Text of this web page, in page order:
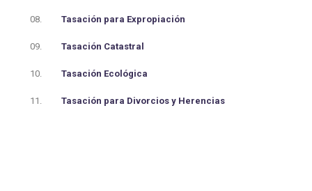
08. Tasación para Expropiación
09. Tasación Catastral
10. Tasación Ecológica
11. Tasación para Divorcios y Herencias